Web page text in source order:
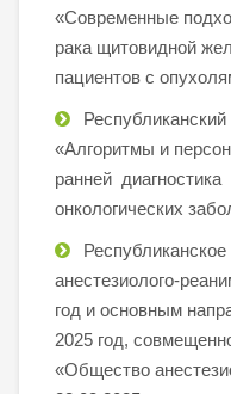
«Современные
рака щитовидной
пациентов с
«Алгоритмы и
ранней диагностика
онкологических
анестезиолого-
год и основным
2025 год,
«Общество